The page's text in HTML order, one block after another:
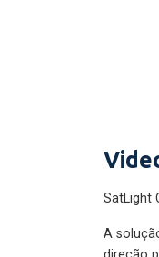
SatLight
A
direção